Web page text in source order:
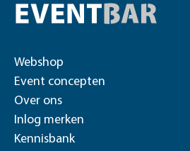
Webshop
Event concepten
Over ons
Inlog merken
Kennisbank